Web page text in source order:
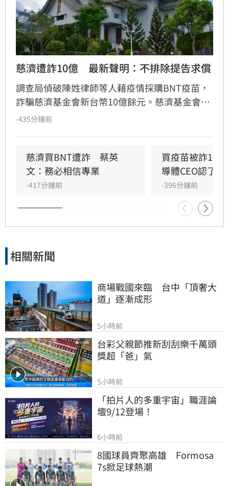
慈濟遭詐10億　最新聲明：不排除提告求償
調查局偵破陳姓律師等人藉疫情採購BNT疫苗，
詐騙慈濟基金會新台幣10億餘元。慈濟基金會今
（7日）透過委任律師發表聲明，將配合法院審
-435分鐘前
慈濟買BNT遭詐　蔡英
文：務必相信專業
-417分鐘前
買疫苗被詐10
導體CEO認了被
-396分鐘前
相關新聞
商場戰國來臨　台中「頂奢大
道」逐漸成形
5小時前
台彩父親節推新刮刮樂千萬頭
獎超「爸」氣
5小時前
「拍片人的多重宇宙」職涯論
壇9/12登場！
6小時前
8國球員齊聚高雄　Formosa
7s掀足球熱潮